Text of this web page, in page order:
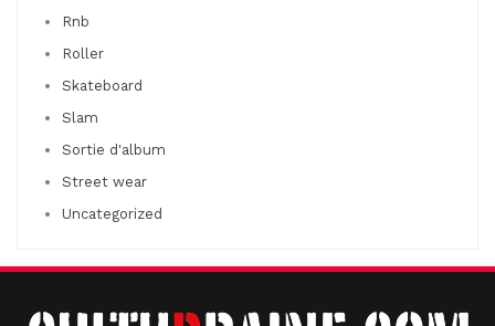
Rnb
Roller
Skateboard
Slam
Sortie d'album
Street wear
Uncategorized